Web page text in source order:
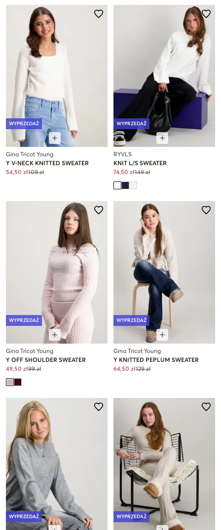
WYPRZEDAŻ
Gina Tricot Young
Y V-NECK KNITTED SWEATER
54,50 zł109 zł
WYPRZEDAŻ
RYVLS
KNIT L/S SWEATER
74,50 zł149 zł
WYPRZEDAŻ
Gina Tricot Young
Y OFF SHOULDER SWEATER
49,50 zł99 zł
WYPRZEDAŻ
Gina Tricot Young
Y KNITTED PEPLUM SWEATER
64,50 zł129 zł
WYPRZEDAŻ WYPRZEDAŻ